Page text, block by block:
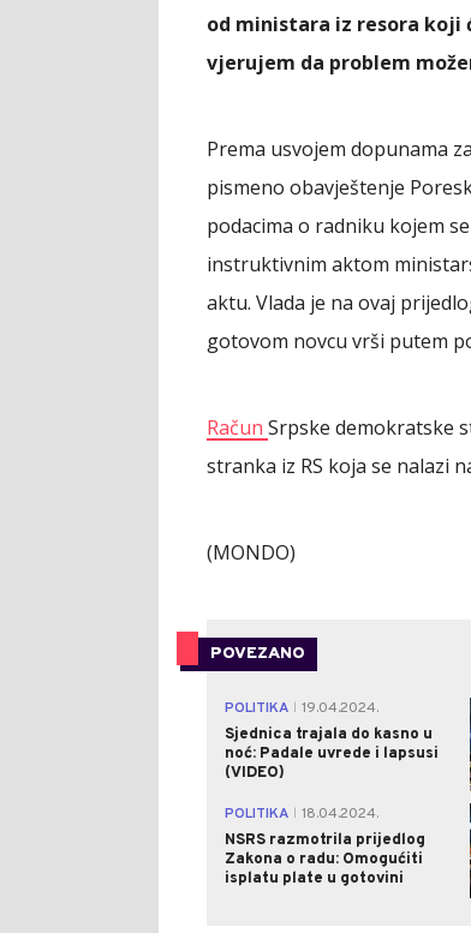
od ministara iz resora koji
vjerujem da problem
Prema usvojem dopunama
pismeno obavještenje
podacima o radniku kojem
instruktivnim aktom
aktu. Vlada je na ovaj
gotovom novcu vrši putem
Račun Srpske demokratske
stranka iz RS koja se nalazi
(MONDO)
POVEZANO
POLITIKA
19.04.2024.
Sjednica trajala do kasno u
noć: Padale uvrede i lapsusi
(VIDEO)
POLITIKA
18.04.2024.
NSRS razmotrila prijedlog
Zakona o radu: Omogućiti
isplatu plate u gotovini